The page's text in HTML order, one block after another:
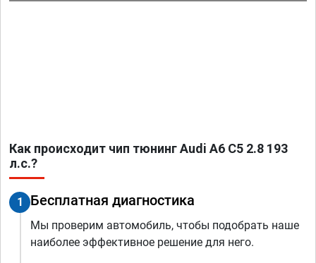
Как происходит чип тюнинг Audi A6 C5 2.8 193
л.с.?
1 Бесплатная диагностика
Мы проверим автомобиль, чтобы подобрать наше
наиболее эффективное решение для него.